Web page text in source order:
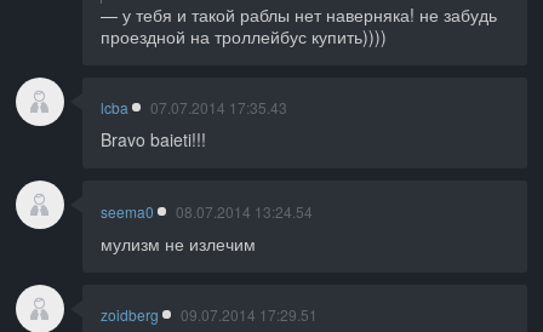
у тебя и такой раблы нет наверняка! не забудь
проездной на троллейбус купить))))
lcba 07.07.2014 17:35.43
Bravo baieti!!!
seema0 08.07.2014 13:24.54
мулизм не излечим
zoidberg 09.07.2014 17:29.51